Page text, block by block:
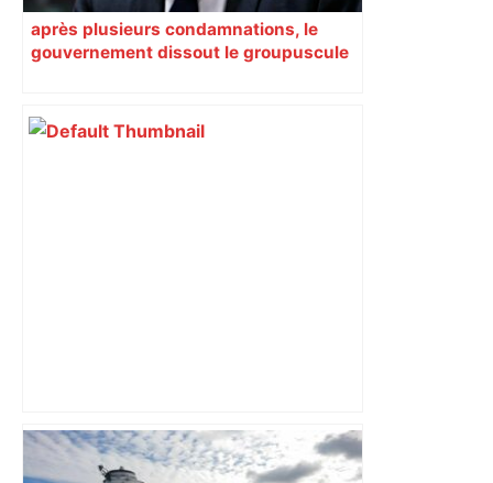
après plusieurs condamnations, le
gouvernement dissout le groupuscule
Capilla en bleu ciel pour combien de